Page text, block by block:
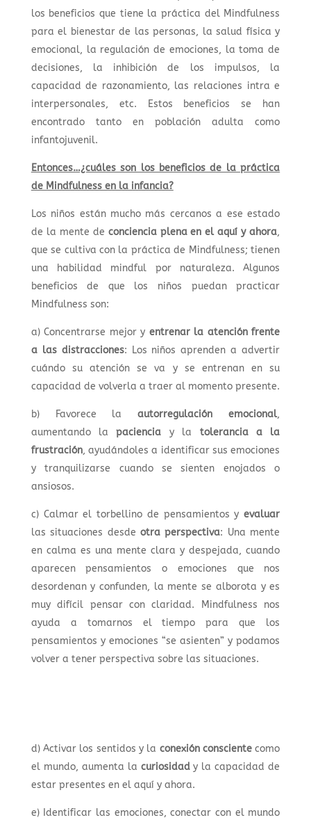
los beneficios que tiene la práctica del Mindfulness
para el bienestar de las personas, la salud física y
emocional, la regulación de emociones, la toma de
decisiones, la inhibición de los impulsos, la
capacidad de razonamiento, las relaciones intra e
interpersonales, etc. Estos beneficios se han
encontrado tanto en población adulta como
infantojuvenil.
Entonces…¿cuáles son los beneficios de la práctica
de Mindfulness en la infancia?
Los niños están mucho más cercanos a ese estado
de la mente de conciencia plena en el aquí y ahora,
que se cultiva con la práctica de Mindfulness; tienen
una habilidad mindful por naturaleza. Algunos
beneficios de que los niños puedan practicar
Mindfulness son:
a) Concentrarse mejor y entrenar la atención frente
a las distracciones: Los niños aprenden a advertir
cuándo su atención se va y se entrenan en su
capacidad de volverla a traer al momento presente.
b) Favorece laautorregulación emocional,
aumentando lapaciencia y la tolerancia a la
frustración, ayudándoles a identificar sus emociones
y tranquilizarse cuando se sienten enojados o
ansiosos.
c) Calmar el torbellino de pensamientos yevaluar
las situaciones desde otra perspectiva: Una mente
en calma es una mente clara y despejada, cuando
aparecen pensamientos o emociones que nos
desordenan y confunden, la mente se alborota y es
muy difícil pensar con claridad. Mindfulness nos
ayuda a tomarnos el tiempo para que los
pensamientos y emociones “se asienten” y podamos
volver a tener perspectiva sobre las situaciones.
d) Activar los sentidos y la conexión conscientecomo
el mundo, aumenta la curiosidady la capacidad de
estar presentes en el aquí y ahora.
e) Identificar las emociones, conectar con el mundo